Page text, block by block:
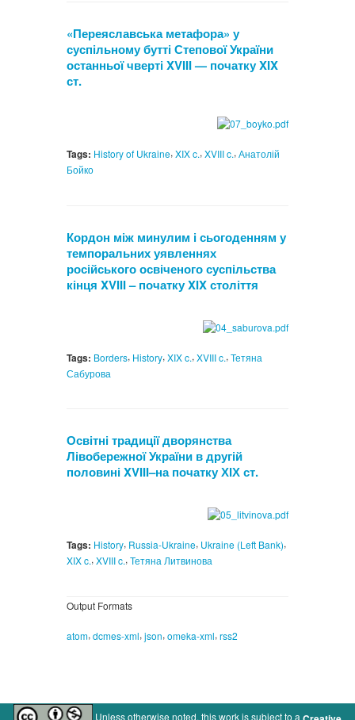
«Переяславська метафора» у
суспільному бутті Степової України
останньої чверті XVIII — початку XIX
ст.
Tags: History of Ukraine, XIX c., XVIII c., Анатолій
Бойко
Кордон між минулим і сьогоденням у
темпоральних уявленнях
російського освіченого суспільства
кінця XVIII – початку XIX століття
Tags: Borders, History, XIX c., XVIII c., Тетяна
Сабурова
Освітні традиції дворянства
Лівобережної України в другій
половині XVIII–на початку ХІХ ст.
Tags: History, Russia-Ukraine, Ukraine (Left Bank),
XIX c., XVIII c., Тетяна Литвинова
Output Formats
atom, dcmes-xml, json, omeka-xml, rss2
Unless otherwise noted, this work is subject to a